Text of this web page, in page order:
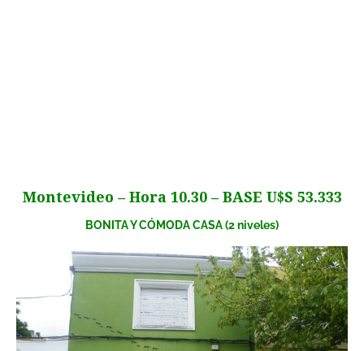
Montevideo – Hora 10.30 – BASE U$S 53.333
BONITA Y CÓMODA CASA (2 niveles)